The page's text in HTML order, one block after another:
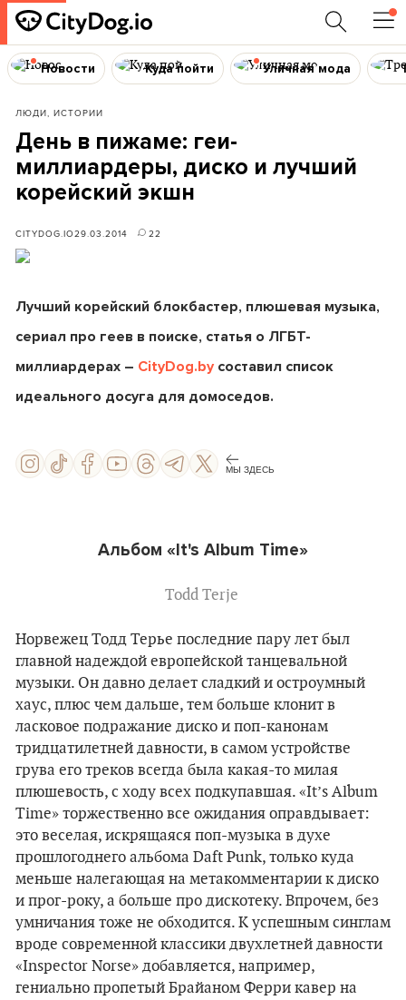
Новости Куда пойти Уличная мода
ЛЮДИ, ИСТОРИИ
День в пижаме: геи-
миллиардеры, диско и лучший
корейский экшн
CITYDOG.IO29.03.2014 22
Лучший корейский блокбастер, плюшевая музыка,
сериал про геев в поиске, статья о ЛГБТ-
миллиардерах – CityDog.by составил список
идеального досуга для домоседов.
МЫ ЗДЕСЬ
Альбом «It's Album Time»
Todd Terje
Норвежец Тодд Терье последние пару лет был
главной надеждой европейской танцевальной
музыки. Он давно делает сладкий и остроумный
хаус, плюс чем дальше, тем больше клонит в
ласковое подражание диско и поп-канонам
тридцатилетней давности, в самом устройстве
грува его треков всегда была какая-то милая
плюшевость, с ходу всех подкупавшая. «It’s Album
Time» торжественно все ожидания оправдывает:
это веселая, искрящаяся поп-музыка в духе
прошлогоднего альбома Daft Punk, только куда
меньше налегающая на метакомментарии к диско
и прог-року, а бoльше про дискотеку. Впрочем, без
умничания тоже не обходится. К успешным синглам
вроде современной классики двухлетней давности
«Inspector Norse» добавляется, например,
гениально пропетый Брайаном Ферри кавер на